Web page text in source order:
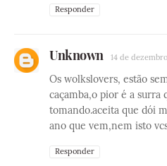
Responder
Unknown 14 de
Os wolkslovers, estão
caçamba,o pior é a surra
tomando.aceita que dói
ano que vem,nem isto
Responder